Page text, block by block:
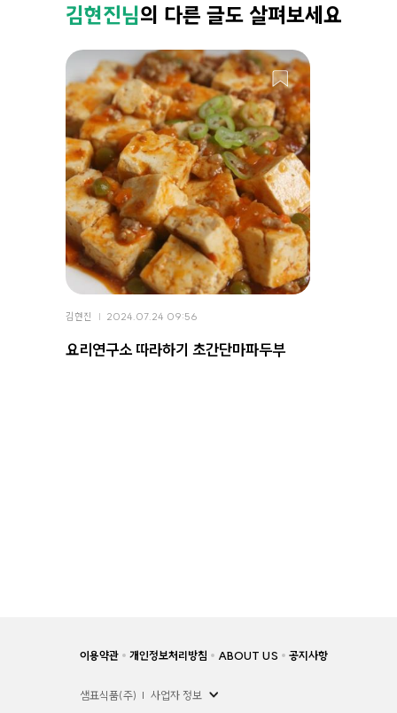
김현진님의 다른 글도 살펴보세요
김현진 2024.07.24 09:56
요리연구소 따라하기 초간단마파두부
이용약관 개인정보처리방침 ABOUT US 공지사항
샘표식품(주) 사업자 정보